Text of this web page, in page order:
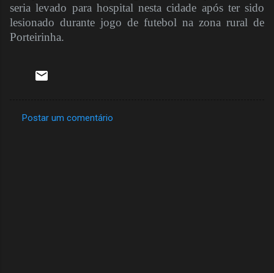
seria levado para hospital nesta cidade após ter sido
lesionado durante jogo de futebol na zona rural de
Porteirinha.
Postar um comentário